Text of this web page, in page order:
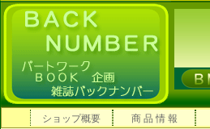
ショップ概要 商 品 情 報